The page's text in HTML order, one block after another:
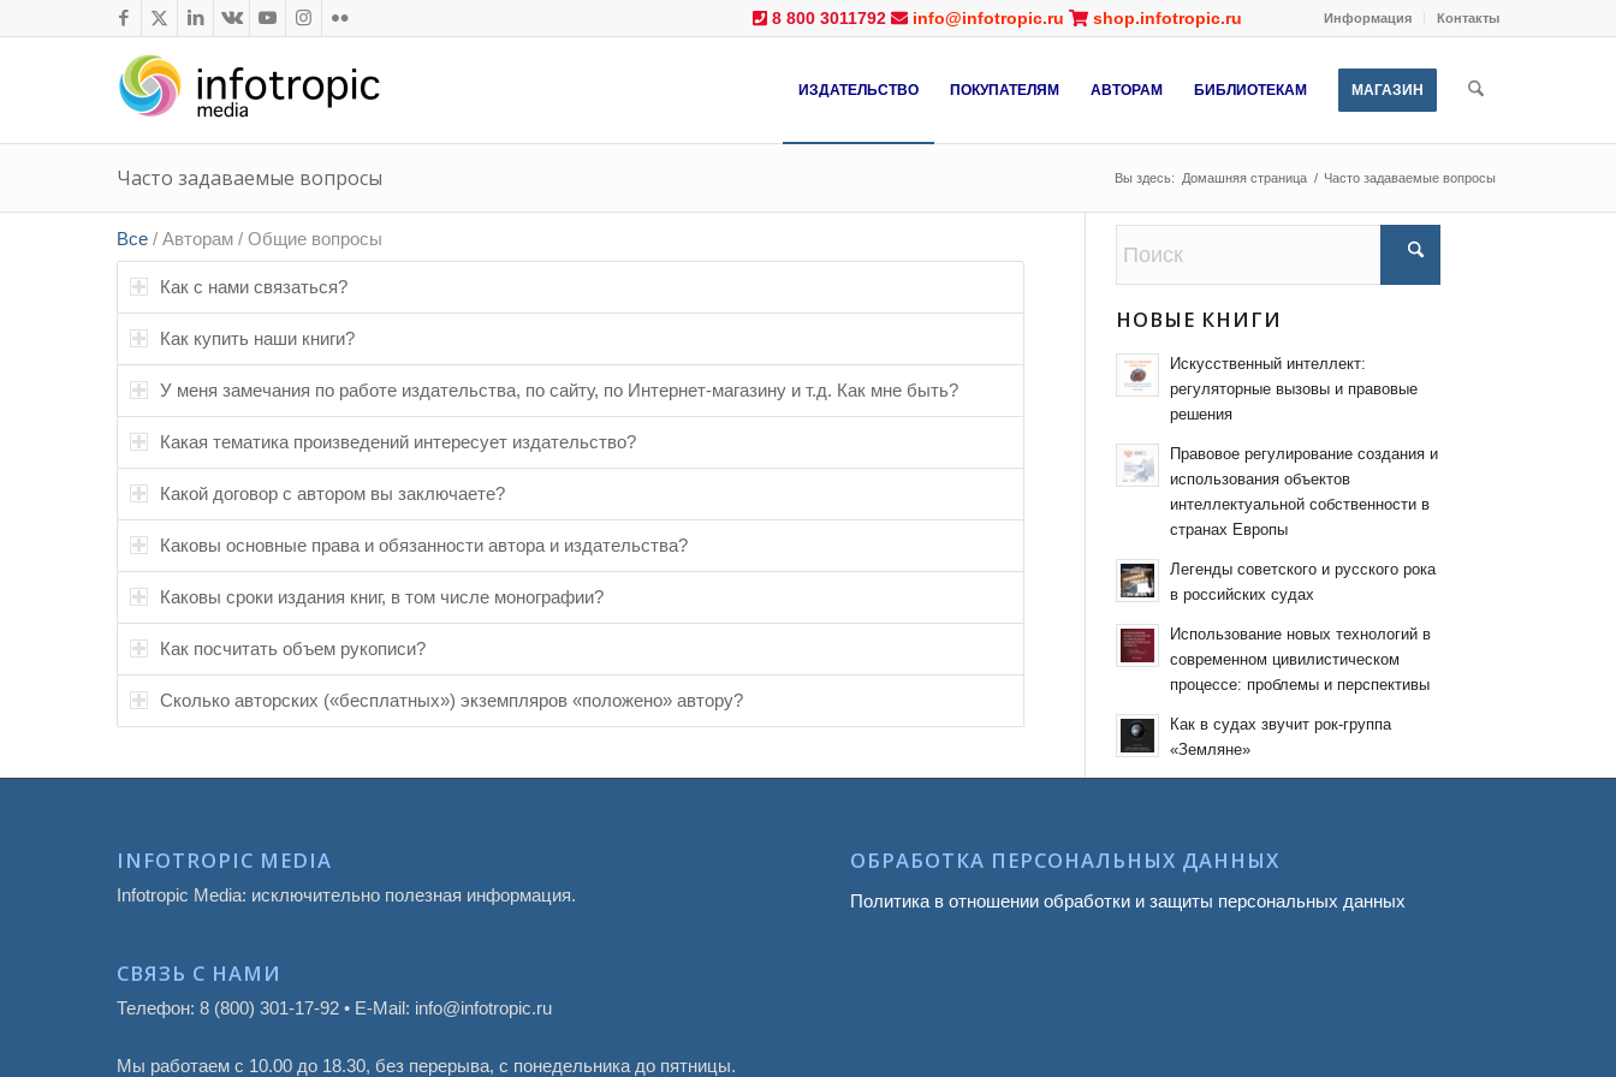
Информация Контакты
8 800 3011792 info@infotropic.ru shop.infotropic.ru
ИЗДАТЕЛЬСТВО ПОКУПАТЕЛЯМ АВТОРАМ БИБЛИОТЕКАМ МАГАЗИН
Часто задаваемые вопросы Вы здесь: Домашняя страница / Часто задаваемые вопросы
Все / Авторам / Общие вопросы
Как с нами связаться?
Как купить наши книги?
У меня замечания по работе издательства, по сайту, по Интернет-магазину и т.д. Как мне быть?
Какая тематика произведений интересует издательство?
Какой договор с автором вы заключаете?
Каковы основные права и обязанности автора и издательства?
Каковы сроки издания книг, в том числе монографии?
Как посчитать объем рукописи?
Сколько авторских («бесплатных») экземпляров «положено» автору?
НОВЫЕ КНИГИ
Искусственный интеллект:
регуляторные вызовы и правовые
решения
Правовое регулирование создания и
использования объектов
интеллектуальной собственности в
странах Европы
Легенды советского и русского рока
в российских судах
Использование новых технологий в
современном цивилистическом
процессе: проблемы и перспективы
Как в судах звучит рок-группа
«Земляне»
INFOTROPIC MEDIA
Infotropic Media: исключительно полезная информация.
СВЯЗЬ С НАМИ
Телефон: 8 (800) 301-17-92 • E-Mail: info@infotropic.ru
Мы работаем с 10.00 до 18.30, без перерыва, с понедельника до пятницы.
ОБРАБОТКА ПЕРСОНАЛЬНЫХ ДАННЫХ
Политика в отношении обработки и защиты персональных данных